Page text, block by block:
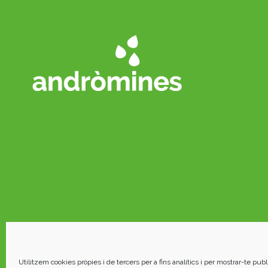
Utilitzem cookies pròpies i de tercers per a fins analítics i per mostrar-te